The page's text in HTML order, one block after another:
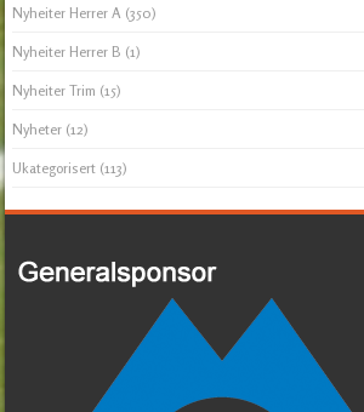
Nyheiter Herrer A (350)
Nyheiter Herrer B (1)
Nyheiter Trim (15)
Nyheter (12)
Ukategorisert (113)